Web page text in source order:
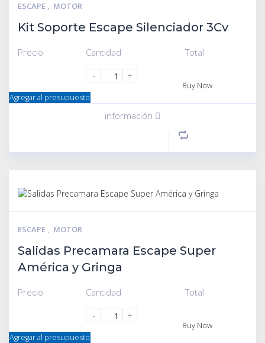
ESCAPE , MOTOR
Kit Soporte Escape Silenciador 3Cv
Precio
Cantidad
-
+
Total
Buy Now
Agregar al presupuesto
información
ESCAPE , MOTOR
Salidas Precamara Escape Super
América y Gringa
Precio
Cantidad
-
+
Total
Buy Now
Agregar al presupuesto